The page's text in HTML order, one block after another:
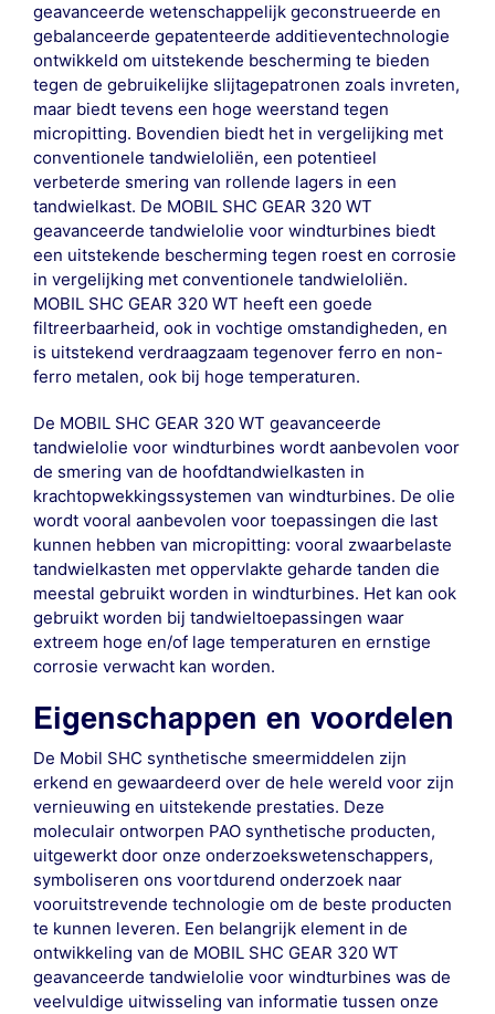
geavanceerde wetenschappelijk geconstrueerde en
gebalanceerde gepatenteerde additieventechnologie
ontwikkeld om uitstekende bescherming te bieden
tegen de gebruikelijke slijtagepatronen zoals invreten,
maar biedt tevens een hoge weerstand tegen
micropitting. Bovendien biedt het in vergelijking met
conventionele tandwieloliën, een potentieel
verbeterde smering van rollende lagers in een
tandwielkast. De MOBIL SHC GEAR 320 WT
geavanceerde tandwielolie voor windturbines biedt
een uitstekende bescherming tegen roest en corrosie
in vergelijking met conventionele tandwieloliën.
MOBIL SHC GEAR 320 WT heeft een goede
filtreerbaarheid, ook in vochtige omstandigheden, en
is uitstekend verdraagzaam tegenover ferro en non-
ferro metalen, ook bij hoge temperaturen.
De MOBIL SHC GEAR 320 WT geavanceerde
tandwielolie voor windturbines wordt aanbevolen voor
de smering van de hoofdtandwielkasten in
krachtopwekkingssystemen van windturbines. De olie
wordt vooral aanbevolen voor toepassingen die last
kunnen hebben van micropitting: vooral zwaarbelaste
tandwielkasten met oppervlakte geharde tanden die
meestal gebruikt worden in windturbines. Het kan ook
gebruikt worden bij tandwieltoepassingen waar
extreem hoge en/of lage temperaturen en ernstige
corrosie verwacht kan worden.
Eigenschappen en voordelen
De Mobil SHC synthetische smeermiddelen zijn
erkend en gewaardeerd over de hele wereld voor zijn
vernieuwing en uitstekende prestaties. Deze
moleculair ontworpen PAO synthetische producten,
uitgewerkt door onze onderzoekswetenschappers,
symboliseren ons voortdurend onderzoek naar
vooruitstrevende technologie om de beste producten
te kunnen leveren. Een belangrijk element in de
ontwikkeling van de MOBIL SHC GEAR 320 WT
geavanceerde tandwielolie voor windturbines was de
veelvuldige uitwisseling van informatie tussen onze